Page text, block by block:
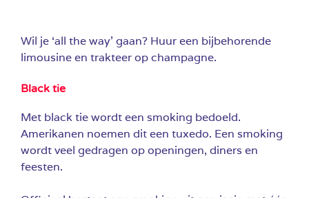
Wil je ‘all the way’ gaan? Huur een bijbehorende
limousine en trakteer op champagne.
Black tie
Met black tie wordt een smoking bedoeld.
Amerikanen noemen dit een tuxedo. Een smoking
wordt veel gedragen op openingen, diners en
feesten.